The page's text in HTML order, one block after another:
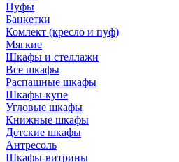
Пуфы
Банкетки
Комлект (кресло и пуф)
Мягкие
Шкафы и стеллажи
Все шкафы
Распашные шкафы
Шкафы-купе
Угловые шкафы
Книжные шкафы
Детские шкафы
Антресоль
Шкафы-витрины